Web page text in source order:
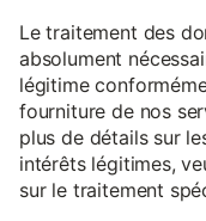
Le traitement des
absolument
légitime
fourniture de nos
plus de détails sur
intérêts légitimes,
sur le traitement